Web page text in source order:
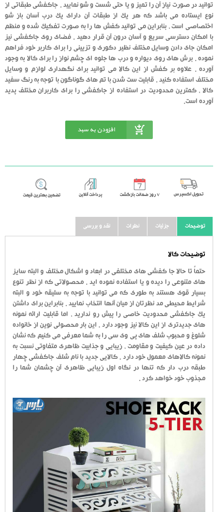
توانید در صورت نیاز آن را تمیز و یا حتی شست و شو نمایید . جاکفشی طبقاتی از
نوع ایستاده می باشد که هر یک از طبقات آن دارای یک درب آسان باز شو
اختصاصی است ، بنابراین می توانید کفش ها را به صورت تفکیک شده و منظم
با امکان دسترسی سریع و آسان درون آن قرار دهید . فضای روی جاکفشی نیز
امکان جای دادن وسایل مختلف نظیر دکوری و تزیینی را برای کاربر خود فراهم
نموده . برش های روی دیواره و درب ها جلوه ای چشم نواز را برای کالا به وجود
آورده . علاوه بر کفش از این کالا می توانید برای نگهداری لوازم و وسایل
مختلف استفاده کنید . قابلیت ست شدن با تم های گوناگون با توجه به رنگ سفید
کالا ، کمترین محدودیت در استفاده از جاکفشی را برای کاربران مختلف پدید
آورده است.
افزودن به سبد
تحویل اکسپرس ٧ روز ضمانت بازگشت پرداخت آنلاین تضمین بهترین قیمت
توضیحات جزئیات نظرات نقد و بررسی
توضیحات کالا
حتماً تا حالا جا کفشی های مختلفی در ابعاد و اشکال مختلف و البته سایز
های متنوعی را دیده و یا استفاده نموده اید . محصولاتی که از نظر تنوع
بسیار قوی هستند به طوری که می توانید با توجه به سلیقه خود و البته
شرایط محیطی مد نظرتان از میان آنها انتخاب نمایید . بنابراین برای داشتن
یک جاکفشی محدودیت خاصی را پیش رو ندارید ، اما قابلیت ارائه نمونه
های جدیدتری از این کالا نیز وجود دارد . این بار محصولی نوین از خانواده
شلوغ و محبوب شلف های پی وی سی را به شما معرفی می کنیم که نشان
داده در عین کیفیت و مقاومت ، زیبایی و جذابیت ظاهری متفاوتی نسبت به
نمونه کالاهای معمول خود دارد . کالایی جدید با نام شلف جاکفشی چهار
طبقه درب دار که تنها در نگاه اول زیبایی ظاهری آن چشمان شما را
مجذوب خود خواهد کرد .